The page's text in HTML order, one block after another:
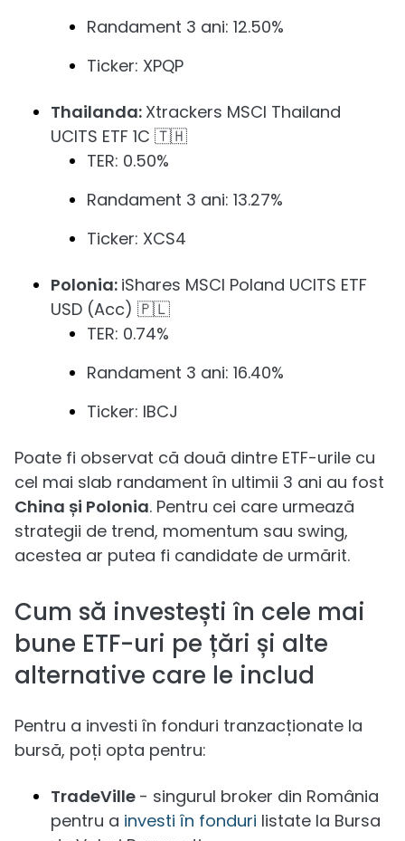
Randament 3 ani: 12.50%
Ticker: XPQP
Thailanda: Xtrackers MSCI Thailand
UCITS ETF 1C 🇹🇭
TER: 0.50%
Randament 3 ani: 13.27%
Ticker: XCS4
Polonia: iShares MSCI Poland UCITS ETF
USD (Acc) 🇵🇱
TER: 0.74%
Randament 3 ani: 16.40%
Ticker: IBCJ
Poate fi observat că două dintre ETF-urile cu
cel mai slab randament în ultimii 3 ani au fost
China și Polonia. Pentru cei care urmează
strategii de trend, momentum sau swing,
acestea ar putea fi candidate de urmărit.
Cum să investești în cele mai
bune ETF-uri pe țări și alte
alternative care le includ
Pentru a investi în fonduri tranzacționate la
bursă, poți opta pentru:
TradeVille - singurul broker din România
pentru a investi în fonduri listate la Bursa